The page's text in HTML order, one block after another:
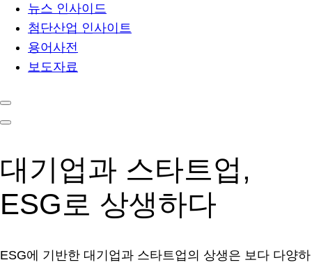
뉴스 인사이드
첨단산업 인사이트
용어사전
보도자료
대기업과 스타트업,
ESG로 상생하다
ESG에 기반한 대기업과 스타트업의 상생은 보다 다양하